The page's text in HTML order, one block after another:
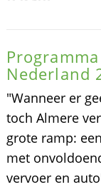
Nederland
"Wanneer er
toch Almere
grote ramp:
met
vervoer en